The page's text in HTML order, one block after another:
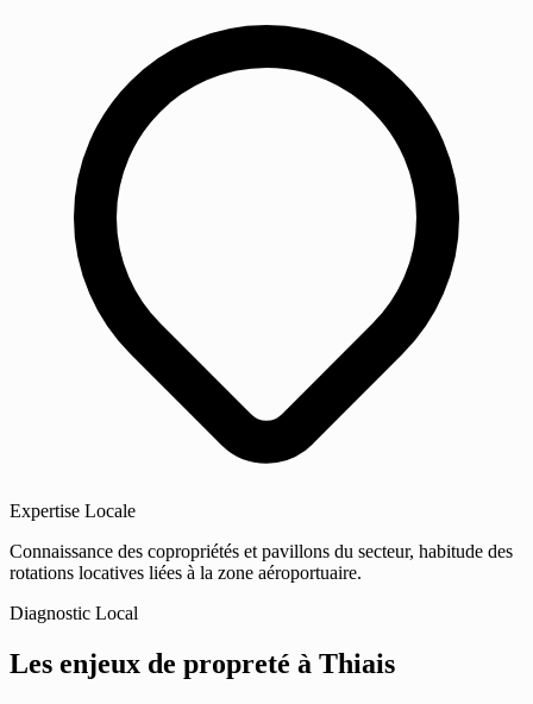
Expertise Locale
Connaissance des copropriétés et pavillons du secteur, habitude des
rotations locatives liées à la zone aéroportuaire.
Diagnostic Local
Les enjeux de propreté à Thiais